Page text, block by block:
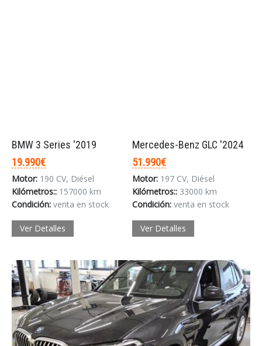
BMW 3 Series '2019
19.990€
Motor: 190 CV, Diésel
Kilómetros:: 157000 km
Condición: venta en stock
Ver Detalles
Mercedes-Benz GLC '2024
51.990€
Motor: 197 CV, Diésel
Kilómetros:: 33000 km
Condición: venta en stock
Ver Detalles